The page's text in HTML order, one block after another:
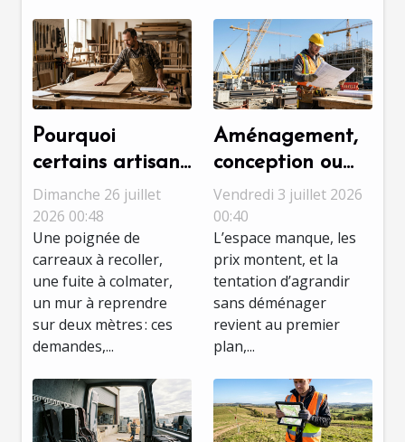
Pourquoi
certains artisans
refusent les
petits travaux,
décryptage d’un
choix
stratégique
Dimanche 26 juillet
2026 00:48
Une poignée de
carreaux à recoller,
une fuite à colmater,
un mur à reprendre
sur deux mètres : ces
demandes,...
Aménagement,
conception ou
chantier : quelle
étape révèle
vraiment le
talent ?
Vendredi 3 juillet 2026
00:40
L’espace manque, les
prix montent, et la
tentation d’agrandir
sans déménager
revient au premier
plan,...